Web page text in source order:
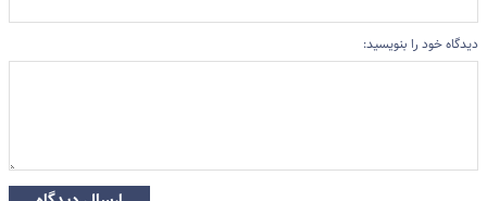
دیدگاه خود را بنویسید: